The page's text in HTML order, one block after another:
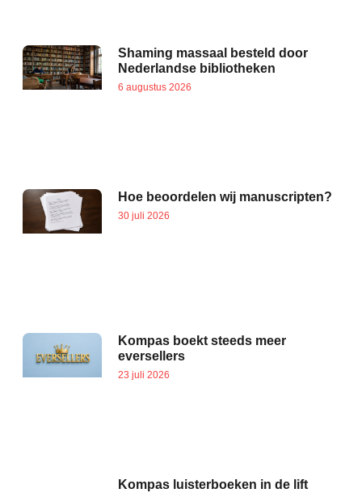
Shaming massaal besteld door
Nederlandse bibliotheken
6 augustus 2026
Hoe beoordelen wij manuscripten?
30 juli 2026
Kompas boekt steeds meer
eversellers
23 juli 2026
Kompas luisterboeken in de lift